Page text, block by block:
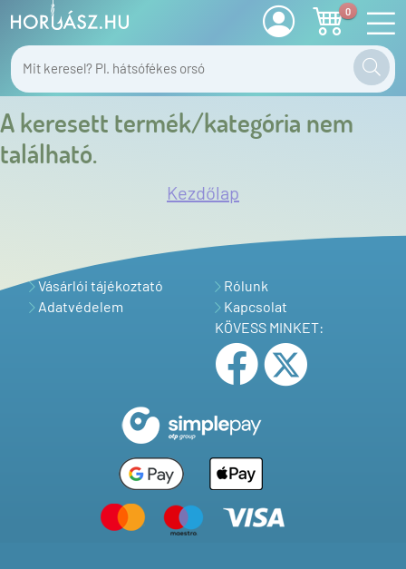
0
A keresett termék/kategória nem
található.
Kezdőlap
Vásárlói tájékoztató
Adatvédelem
Rólunk
Kapcsolat
KÖVESS MINKET: